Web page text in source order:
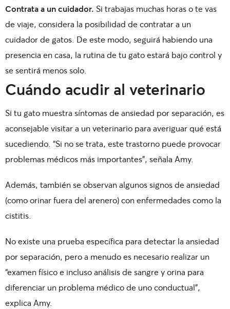
Contrata a un cuidador. Si trabajas muchas horas o te vas
de viaje, considera la posibilidad de contratar a un
cuidador de gatos. De este modo, seguirá habiendo una
presencia en casa, la rutina de tu gato estará bajo control y
se sentirá menos solo.
Cuándo acudir al veterinario
Si tu gato muestra síntomas de ansiedad por separación, es
aconsejable visitar a un veterinario para averiguar qué está
sucediendo. “Si no se trata, este trastorno puede provocar
problemas médicos más importantes”, señala Amy.
Además, también se observan algunos signos de ansiedad
(como orinar fuera del arenero) con enfermedades como la
cistitis.
No existe una prueba específica para detectar la ansiedad
por separación, pero a menudo es necesario realizar un
“examen físico e incluso análisis de sangre y orina para
diferenciar un problema médico de uno conductual”,
explica Amy.